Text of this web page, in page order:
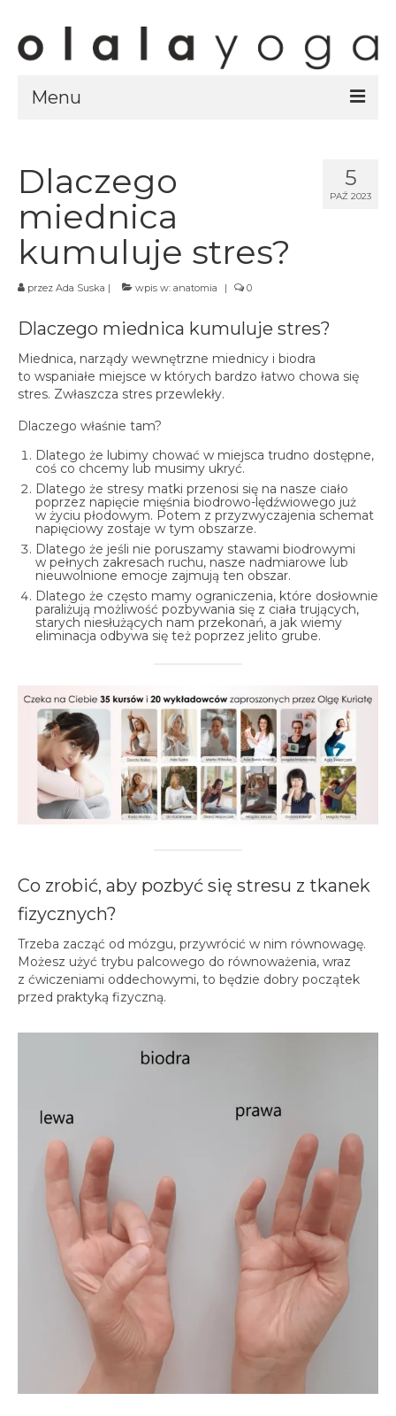
Menu
ubrania olalayoga
Szczecin
Kursy
Grafik
spotkania online
Blog
artykuły i video
Zaloguj
platforma kursowa
5
PAŹ 2023
Dlaczego
miednica
kumuluje stres?
przez Ada Suska | wpis w: anatomia | 0
Dlaczego miednica kumuluje stres?
Miednica, narządy wewnętrzne miednicy i biodra
to wspaniałe miejsce w których bardzo łatwo chowa się
stres. Zwłaszcza stres przewlekły.
Dlaczego właśnie tam?
Dlatego że lubimy chować w miejsca trudno dostępne,
coś co chcemy lub musimy ukryć.
Dlatego że stresy matki przenosi się na nasze ciało
poprzez napięcie mięśnia biodrowo-lędźwiowego już
w życiu płodowym. Potem z przyzwyczajenia schemat
napięciowy zostaje w tym obszarze.
Dlatego że jeśli nie poruszamy stawami biodrowymi
w pełnych zakresach ruchu, nasze nadmiarowe lub
nieuwolnione emocje zajmują ten obszar.
Dlatego że często mamy ograniczenia, które dosłownie
paraliżują możliwość pozbywania się z ciała trujących,
starych niesłużących nam przekonań, a jak wiemy
eliminacja odbywa się też poprzez jelito grube.
Co zrobić, aby pozbyć się stresu z tkanek
fizycznych?
Trzeba zacząć od mózgu, przywrócić w nim równowagę.
Możesz użyć trybu palcowego do równoważenia, wraz
z ćwiczeniami oddechowymi, to będzie dobry początek
przed praktyką fizyczną.